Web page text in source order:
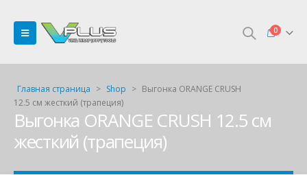
0
Главная страница > Shop > Выгонка ORANGE CRUSH
12.5 см жесткий (трапеция)
Выгонка ORANGE CRUSH 12.5 см
жесткий (трапеция)